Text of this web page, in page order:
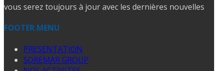
vous serez toujours à jour avec les dernières nouvelles
FOOTER MENU
PRESENTATION
SOREMAR GROUP